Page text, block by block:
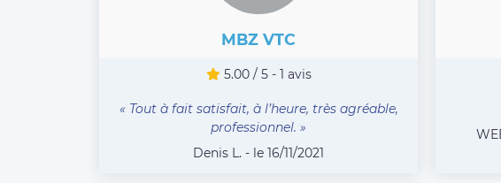
MBZ VTC
5.00 / 5 - 1 avis
« Tout à fait satisfait, à l’heure, très agréable,
professionnel. »
Denis L. - le 16/11/2021